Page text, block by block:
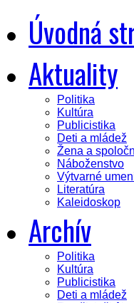
Úvodná
Aktuality
Politika
Kultúra
Publicistika
Deti a mládež
Žena a
Náboženstvo
Výtvarné
Literatúra
Kaleidoskop
Archív
Politika
Kultúra
Publicistika
Deti a mládež